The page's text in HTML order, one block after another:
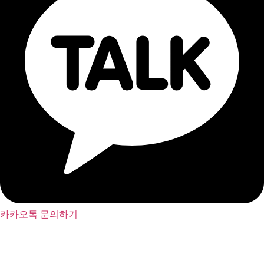
카카오톡 문의하기